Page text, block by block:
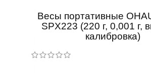
Весы портативные
SPX223 (220 г, 0,001 г,
калибровка)